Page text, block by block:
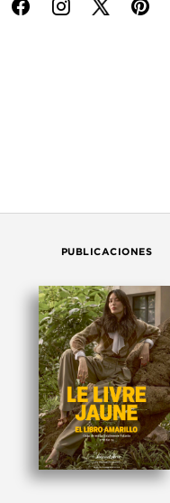
f i p
PUBLICACIONES